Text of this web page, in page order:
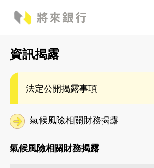
資訊揭露
法定公開揭露事項
氣候風險相關財務揭露
氣候風險相關財務揭露